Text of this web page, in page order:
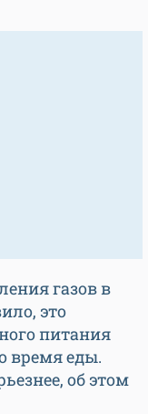
газов в
это
питания
время еды.
об этом